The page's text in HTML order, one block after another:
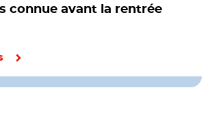
connue avant la rentrée